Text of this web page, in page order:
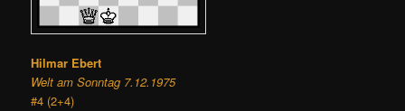
Hilmar Ebert
Welt am Sonntag 7.12.1975
#4 (2+4)